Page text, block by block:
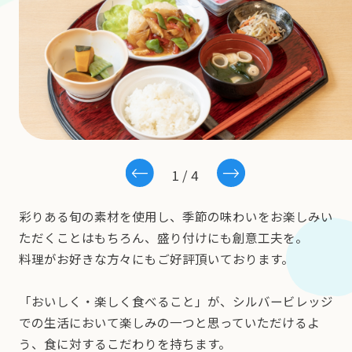
1 /4
彩りある旬の素材を使用し、季節の味わいをお楽しみい
ただくことはもちろん、盛り付けにも創意工夫を。
料理がお好きな方々にもご好評頂いております。
「おいしく・楽しく食べること」が、シルバービレッジ
での生活において楽しみの一つと思っていただけるよ
う、食に対するこだわりを持ちます。